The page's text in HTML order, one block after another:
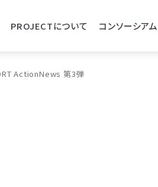
PROJECTについて コンソーシアム
ActionNews 第3弾